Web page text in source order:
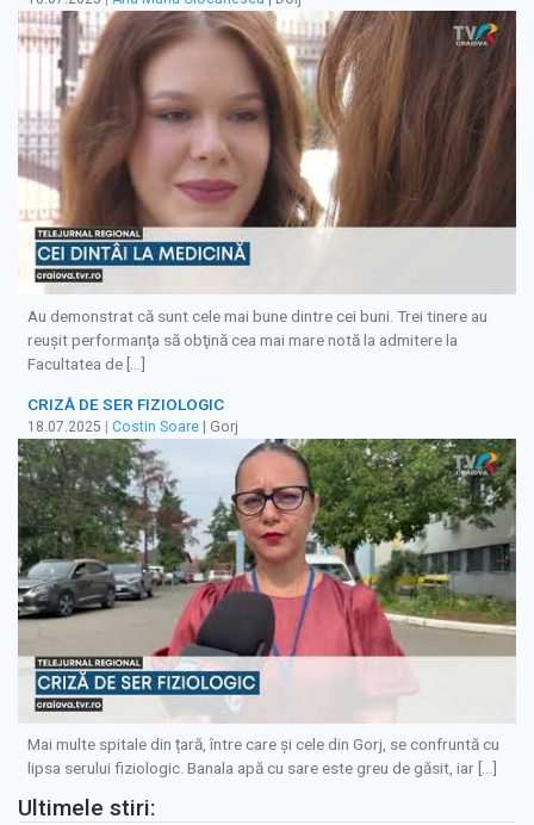
Au demonstrat că sunt cele mai bune dintre cei buni. Trei tinere au
reuşit performanţa să obţină cea mai mare notă la admitere la
Facultatea de […]
CRIZĂ DE SER FIZIOLOGIC
18.07.2025 Costin Soare | Gorj
Mai multe spitale din țară, între care și cele din Gorj, se confruntă cu
lipsa serului fiziologic. Banala apă cu sare este greu de găsit, iar […]
Ultimele stiri: